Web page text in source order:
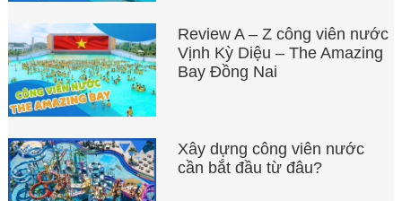
Review A – Z công viên nước
Vịnh Kỳ Diệu – The Amazing
Bay Đồng Nai
Xây dựng công viên nước
cần bắt đầu từ đâu?